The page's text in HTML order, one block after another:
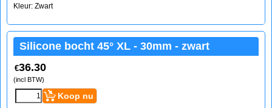
Kleur: Zwart
Silicone bocht 45° XL - 30mm - zwart
€36.30
(incl BTW)
Koop nu